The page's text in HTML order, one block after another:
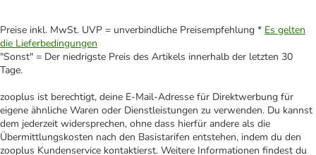
Preise inkl. MwSt. UVP = unverbindliche Preisempfehlung * Es gelten
die Lieferbedingungen
"Sonst" = Der niedrigste Preis des Artikels innerhalb der letzten 30
Tage.
zooplus ist berechtigt, deine E-Mail-Adresse für Direktwerbung für
eigene ähnliche Waren oder Dienstleistungen zu verwenden. Du kannst
dem jederzeit widersprechen, ohne dass hierfür andere als die
Übermittlungskosten nach den Basistarifen entstehen, indem du den
zooplus Kundenservice kontaktierst. Weitere Informationen findest du